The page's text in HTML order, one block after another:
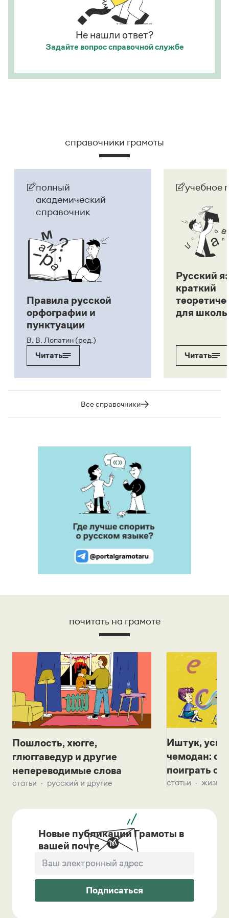
Не нашли ответ?
Задайте вопроссправочной службе
справочники грамоты
полный
академический
справочник
Правила русской
орфографии и
пунктуации
В. В. Лопатин (ред.)
Читать
учебное
Русский
краткий
для
Читать
Все справочники
почитать на грамоте
Пошлость, хюгге,
глюггаведур и другие
непереводимые слова
статьи русский и другие
Иштук,
чемодан:
поиграть с
статьи жизнь
Новые публикации Грамоты в
вашей почте
Подписаться